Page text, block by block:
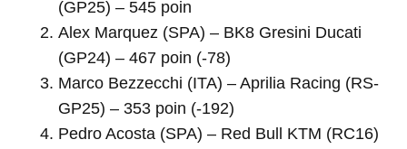
(GP25) – 545 poin
Alex Marquez (SPA) – BK8 Gresini Ducati
(GP24) – 467 poin (-78)
Marco Bezzecchi (ITA) – Aprilia Racing (RS-
GP25) – 353 poin (-192)
Pedro Acosta (SPA) – Red Bull KTM (RC16)